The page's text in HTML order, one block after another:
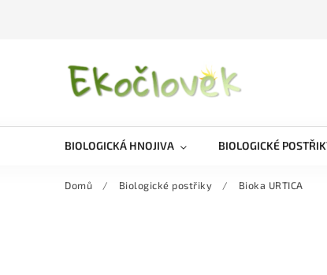
BIOLOGICKÁ HNOJIVA BIOLOGICKÉ
Domů / Biologické postřiky / Bioka URTICA